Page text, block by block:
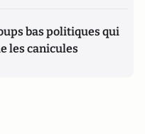
bas politiques qui
les canicules